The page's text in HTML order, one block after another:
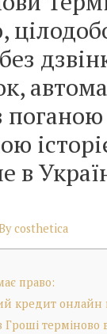
поганою
в
costhetica
право:
кредит онлайн
Гроші терміново